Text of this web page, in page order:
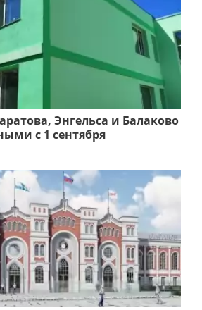
Энгельса и Балаково
с 1 сентября